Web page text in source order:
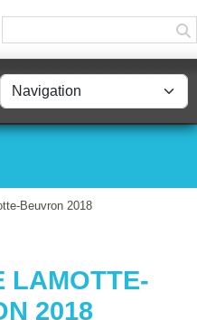
Beuvron 2018
LAMOTTE-
2018